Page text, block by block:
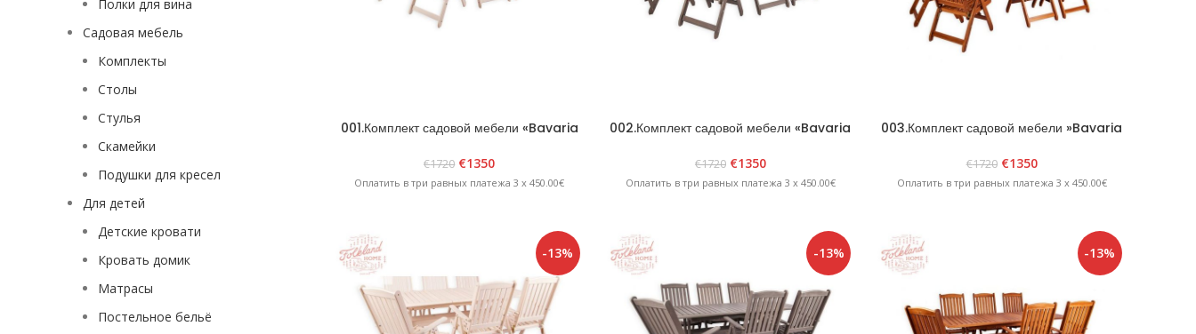
Полки для вина
Садовая мебель
Комплекты
Столы
Стулья
Скамейки
Подушки для кресел
Для детей
Детские кровати
Кровать домик
Матрасы
Постельное бельё
001.Комплект садовой мебели «Bavaria
€1720 €1350
Оплатить в три равных платежа 3 x 450.00€
002.Комплект садовой мебели «Bavaria
€1720 €1350
Оплатить в три равных платежа 3 x 450.00€
003.Комплект садовой мебели »Bavaria
€1720 €1350
Оплатить в три равных платежа 3 x 450.00€
-13% -13% -13%